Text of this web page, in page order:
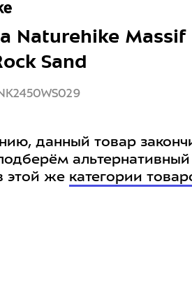
Naturehike Massif
Sand
данный товар
альтернативный
этой же категории